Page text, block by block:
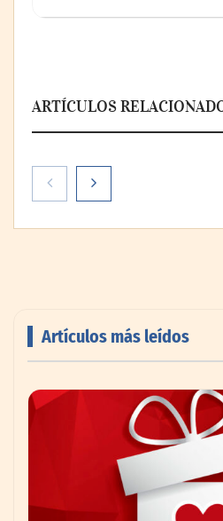
ARTÍCULOS
impulsando la
Artículos más leídos